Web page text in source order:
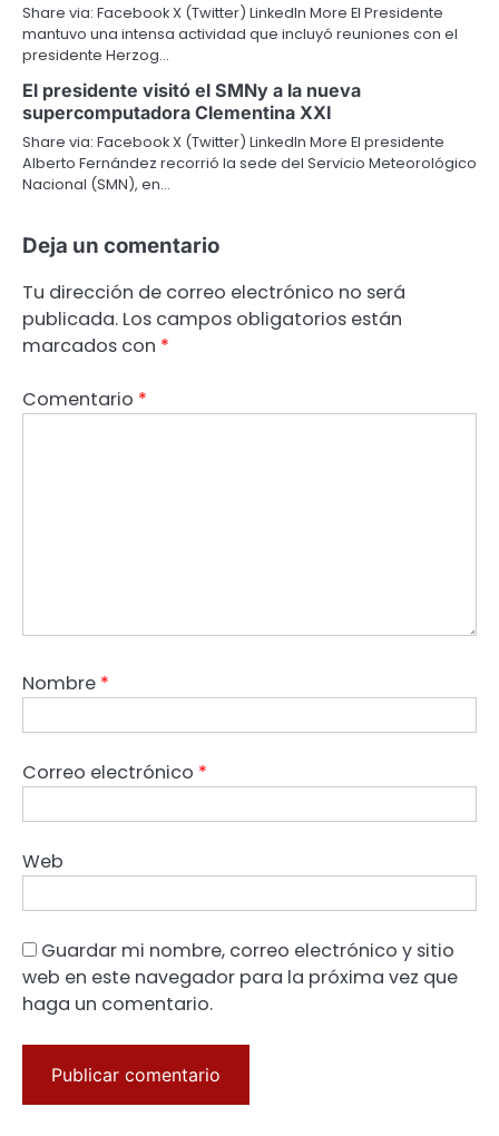
Share via: Facebook X (Twitter) LinkedIn More El Presidente
mantuvo una intensa actividad que incluyó reuniones con el
presidente Herzog…
El presidente visitó el SMNy a la nueva
supercomputadora Clementina XXI
Share via: Facebook X (Twitter) LinkedIn More El presidente
Alberto Fernández recorrió la sede del Servicio Meteorológico
Nacional (SMN), en…
Deja un comentario
Tu dirección de correo electrónico no será
publicada. Los campos obligatorios están
marcados con *
Comentario *
Nombre *
Correo electrónico *
Web
Guardar mi nombre, correo electrónico y sitio
web en este navegador para la próxima vez que
haga un comentario.